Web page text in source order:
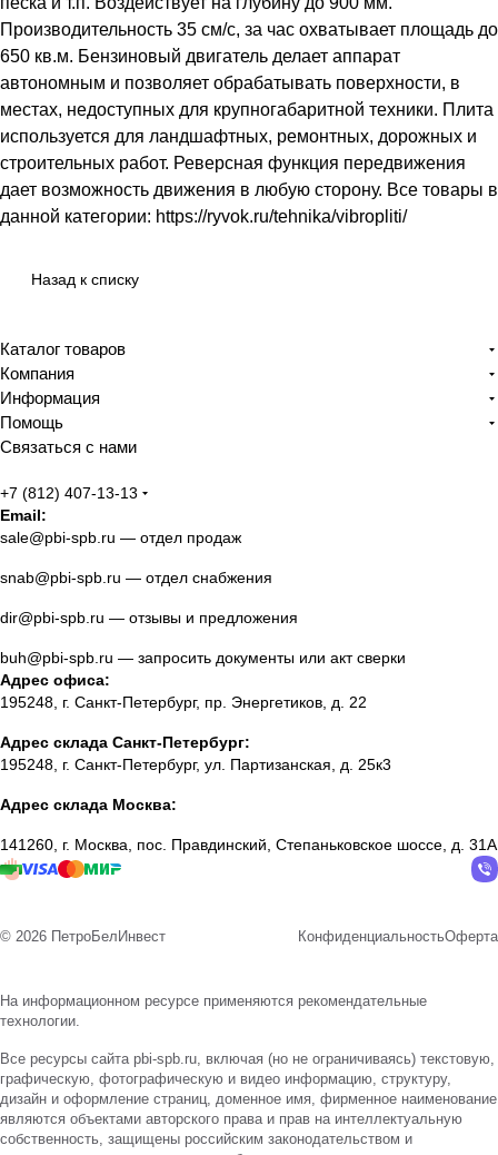
Производительность 35 см/с, за час охватывает площадь до
650 кв.м. Бензиновый двигатель делает аппарат
автономным и позволяет обрабатывать поверхности, в
местах, недоступных для крупногабаритной техники. Плита
используется для ландшафтных, ремонтных, дорожных и
строительных работ. Реверсная функция передвижения
дает возможность движения в любую сторону. Все товары в
данной категории: https://ryvok.ru/tehnika/vibropliti/
Назад к списку
Каталог товаров
Компания
Информация
Помощь
Связаться с нами
+7 (812) 407-13-13
Email:
sale@pbi-spb.ru — отдел продаж
snab@pbi-spb.ru — отдел снабжения
dir@pbi-spb.ru — отзывы и предложения
buh@pbi-spb.ru — запросить документы или акт сверки
Адрес офиса:
195248, г. Санкт-Петербург, пр. Энергетиков, д. 22
Адрес склада Санкт-Петербург:
195248, г. Санкт-Петербург, ул. Партизанская, д. 25к3
Адрес склада Москва:
141260, г. Москва, пос. Правдинский, Степаньковское шоссе, д. 31А
© 2026 ПетроБелИнвест КонфиденциальностьОферта
На информационном ресурсе применяются рекомендательные
технологии.
Все ресурсы сайта pbi-spb.ru, включая (но не ограничиваясь) текстовую,
графическую, фотографическую и видео информацию, структуру,
дизайн и оформление страниц, доменное имя, фирменное наименование
являются объектами авторского права и прав на интеллектуальную
собственность, защищены российским законодательством и